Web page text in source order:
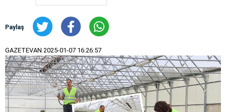
Paylaş
GAZETEVAN 2025-01-07 16:26:57